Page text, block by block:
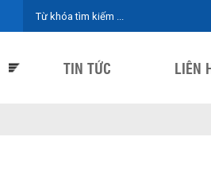
TIN TỨC LIÊN